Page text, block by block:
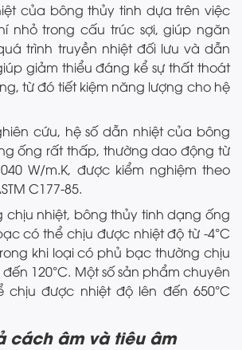
của bông thủy tinh dựa trên việc
nhỏ trong cấu trúc sợi, giúp ngăn
trình truyền nhiệt đối lưu và dẫn
giảm thiểu đáng kể sự thất thoát
từ đó tiết kiệm năng lượng cho hệ
cứu, hệ số dẫn nhiệt của bông
ống rất thấp, thường dao động từ
W/m.K, được kiểm nghiệm theo
C177-85.
chịu nhiệt, bông thủy tinh dạng ống
có thể chịu được nhiệt độ từ -4°C
khi loại có phủ bạc thường chịu
120°C. Một số sản phẩm chuyên
chịu được nhiệt độ lên đến 650°C
cách âm và tiêu âm